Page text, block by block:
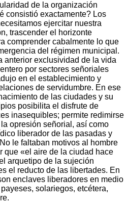
de la organización
consistió exactamente? Los
ejercitar nuestra
trascender el horizonte
comprender cabalmente lo que
del régimen municipal.
anterior exclusividad de la vida
por sectores señoriales
en el establecimiento y
de servidumbre. En ese
de las ciudades y su
posibilita el disfrute de
inasequibles; permite redimirse
opresión señorial, así como
liberador de las pasadas y
le faltaban motivos al hombre
que «el aire de la ciudad hace
arquetipo de la sujeción
el reducto de las libertades. En
enclaves liberadores en medio
solariegos, etcétera,